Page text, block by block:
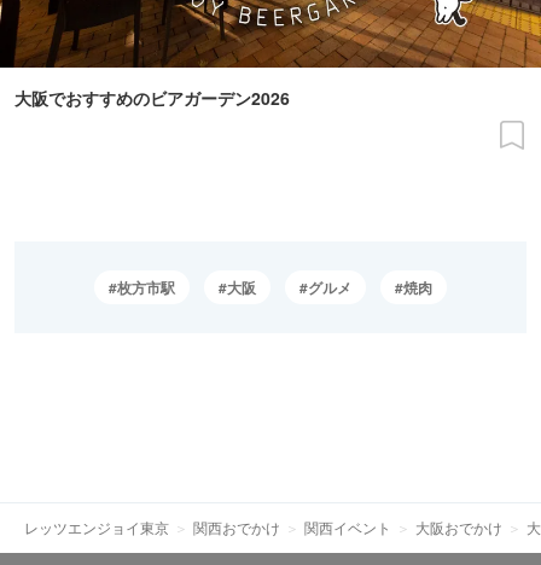
大阪でおすすめのビアガーデン2026
枚方市駅 大阪 グルメ 焼肉
レッツエンジョイ東京 関西おでかけ 関西イベント 大阪おでかけ